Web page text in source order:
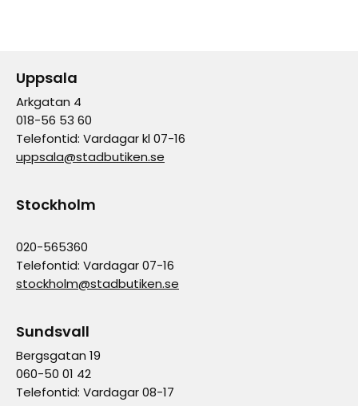
Uppsala
Arkgatan 4
018-56 53 60
Telefontid: Vardagar kl 07-16
uppsala@stadbutiken.se
Stockholm
020-565360
Telefontid: Vardagar 07-16
stockholm@stadbutiken.se
Sundsvall
Bergsgatan 19
060-50 01 42
Telefontid: Vardagar 08-17